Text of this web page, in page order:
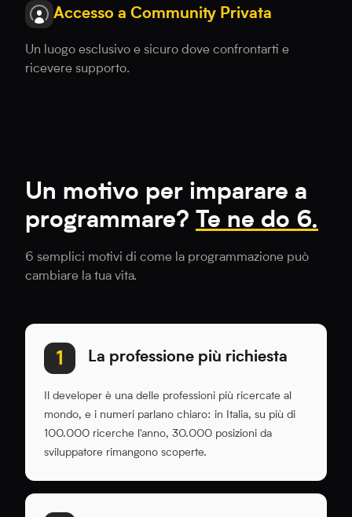
Accesso a Community Privata
Un luogo esclusivo e sicuro dove confrontarti e
ricevere supporto.
Un motivo per imparare a
programmare? Te ne do 6.
6 semplici motivi di come la programmazione può
cambiare la tua vita.
Il developer è una delle professioni più ricercate al
mondo, e i numeri parlano chiaro: in Italia, su più di
100.000 ricerche l'anno, 30.000 posizioni da
sviluppatore rimangono scoperte.
1 La professione più richiesta